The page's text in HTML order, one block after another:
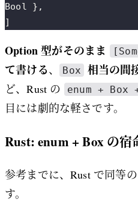
Bool },
]
Option 型がそのまま
て書ける、 Box 相当の間
ど、Rust の
enum + Box
目には劇的な軽さです。
Rust: enum + Box の宿
参考までに、Rust で同等
す。